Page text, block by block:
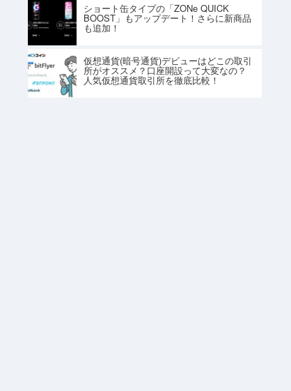
ショート缶タイプの「ZONe QUICK
BOOST」もアップデート！さらに新商品
も追加！
仮想通貨(暗号通貨)デビューはどこの取引
所がオススメ？口座開設って大変なの？
人気仮想通貨取引所を徹底比較！